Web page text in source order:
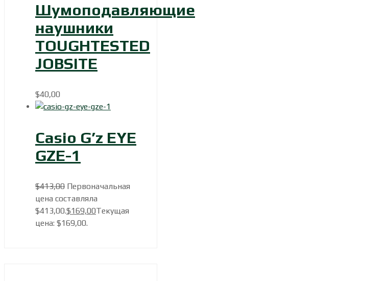
Шумоподавляющие
наушники
TOUGHTESTED
JOBSITE
$40,00
Casio G’z EYE
GZE-1
$413,00 Первоначальная
цена составляла
$413,00.$169,00Текущая
цена: $169,00.